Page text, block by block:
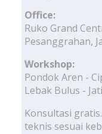
Office:
Ruko Grand
Pesanggrahan,
Workshop:
Pondok Aren -
Lebak Bulus -
Konsultasi
teknis sesuai